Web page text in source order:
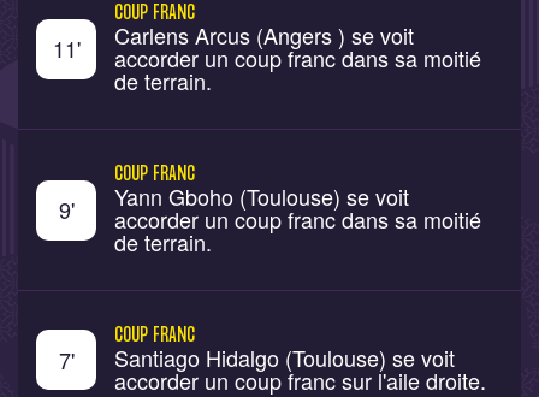
11'
COUP FRANC
Carlens Arcus (Angers ) se voit
accorder un coup franc dans sa moitié
de terrain.
9'
COUP FRANC
Yann Gboho (Toulouse) se voit
accorder un coup franc dans sa moitié
de terrain.
7'
COUP FRANC
Santiago Hidalgo (Toulouse) se voit
accorder un coup franc sur l'aile droite.